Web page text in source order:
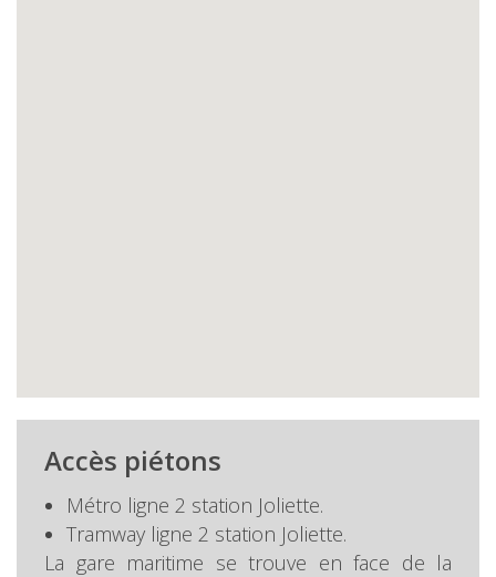
Accès piétons
Métro ligne 2 station Joliette.
Tramway ligne 2 station Joliette.
La gare maritime se trouve en face de la